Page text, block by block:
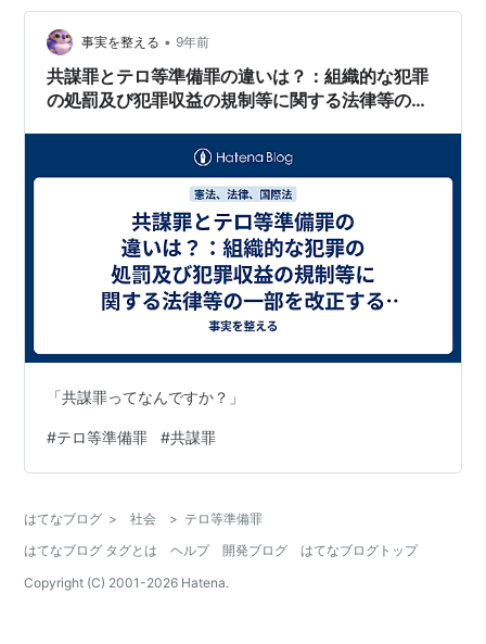
事実を整える • 9年前
共謀罪とテロ等準備罪の違いは？：組織的な犯罪
の処罰及び犯罪収益の規制等に関する法律等の一
「共謀罪ってなんですか？」
#テロ等準備罪 #共謀罪
はてなブログ > 社会 > テロ等準備罪
はてなブログ タグとは
ヘルプ 開発ブログ
はてなブログトップ
Copyright (C) 2001-2026 Hatena.